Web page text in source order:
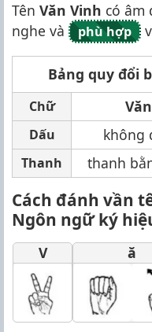
Tên Văn Vinh có âm
nghe và
phù hợp
Bảng quy đổi
Chữ Văn
Dấu không
Thanh thanh
Cách đánh vần
Ngôn ngữ ký
V ă